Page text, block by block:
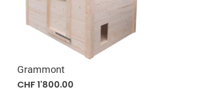
Grammont
CHF 1'800.00